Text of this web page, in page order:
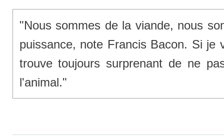
"Nous sommes de la viande, nous
puissance, note Francis Bacon. Si je
trouve toujours surprenant de ne
l'animal."